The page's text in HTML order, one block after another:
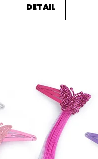
DETAIL